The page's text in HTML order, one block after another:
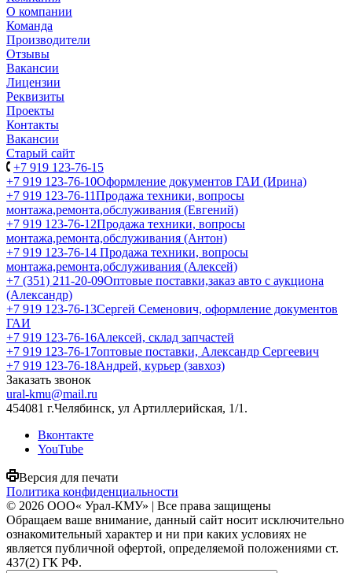
О компании
Команда
Производители
Отзывы
Вакансии
Лицензии
Реквизиты
Проекты
Контакты
Вакансии
Старый сайт
+7 919 123-76-15
+7 919 123-76-10Оформление документов ГАИ (Ирина)
+7 919 123-76-11Продажа техники, вопросы
монтажа,ремонта,обслуживания (Евгений)
+7 919 123-76-12Продажа техники, вопросы
монтажа,ремонта,обслуживания (Антон)
+7 919 123-76-14 Продажа техники, вопросы
монтажа,ремонта,обслуживания (Алексей)
+7 (351) 211-20-09Оптовые поставки,заказ авто с аукциона
(Александр)
+7 919 123-76-13Сергей Семенович, оформление документов
ГАИ
+7 919 123-76-16Алексей, склад запчастей
+7 919 123-76-17оптовые поставки, Александр Сергеевич
+7 919 123-76-18Андрей, курьер (завхоз)
Заказать звонок
ural-kmu@mail.ru
454081 г.Челябинск, ул Артиллерийская, 1/1.
Вконтакте
YouTube
Версия для печати
Политика конфиденциальности
© 2026 ООО« Урал-КМУ» | Все права защищены
Обращаем ваше внимание, данный сайт носит исключительно
ознакомительный характер и ни при каких условиях не
является публичной офертой, определяемой положениями ст.
437(2) ГК РФ.